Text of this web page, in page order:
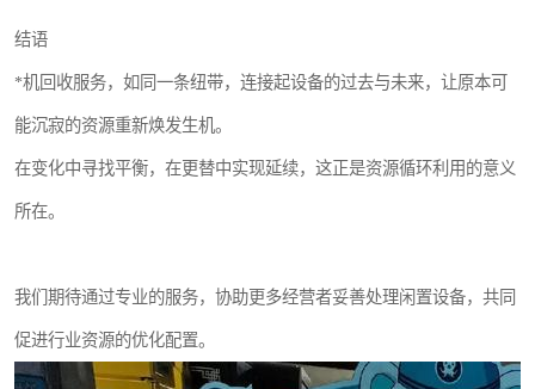
结语
*机回收服务，如同一条纽带，连接起设备的过去与未来，让原本可
能沉寂的资源重新焕发生机。
在变化中寻找平衡，在更替中实现延续，这正是资源循环利用的意义
所在。
我们期待通过专业的服务，协助更多经营者妥善处理闲置设备，共同
促进行业资源的优化配置。